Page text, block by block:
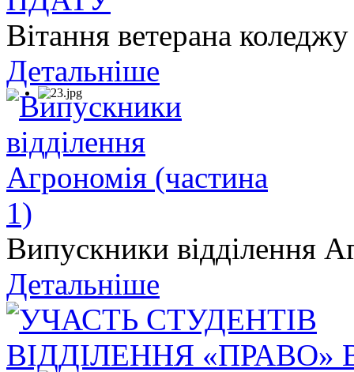
Вітання ветерана
Детальніше
Випускники відділення
Детальніше